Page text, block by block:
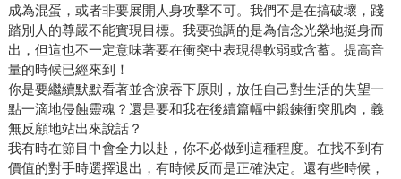
成為混蛋，或者非要展開人身攻擊不可。我們不是在搞破壞，踐
踏別人的尊嚴不能實現目標。我要強調的是為信念光榮地挺身而
出，但這也不一定意味著要在衝突中表現得軟弱或含蓄。提高音
量的時候已經來到！
你是要繼續默默看著並含淚吞下原則，放任自己對生活的失望一
點一滴地侵蝕靈魂？還是要和我在後續篇幅中鍛鍊衝突肌肉，義
無反顧地站出來說話？
我有時在節目中會全力以赴，你不必做到這種程度。在找不到有
價值的對手時選擇退出，有時候反而是正確決定。還有些時候，